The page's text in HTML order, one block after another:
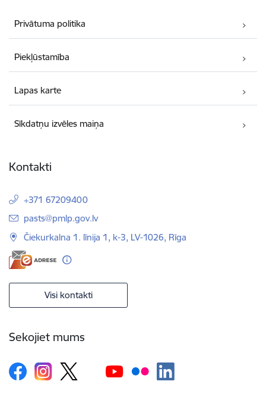
Privātuma politika
Piekļūstamība
Lapas karte
Sīkdatņu izvēles maiņa
Kontakti
+371 67209400
E-pasts:
pasts@pmlp.gov.lv
Čiekurkalna 1. līnija 1, k-3, LV-1026, Rīga
Visi kontakti
Sekojiet mums